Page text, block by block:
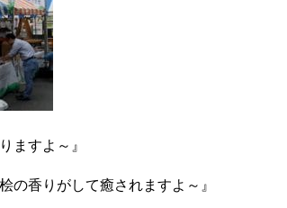
ますよ～』
の香りがして癒されますよ～』